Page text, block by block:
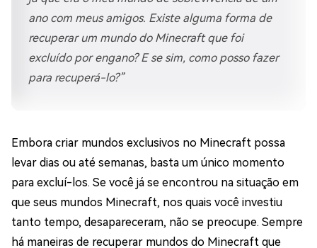
ano com meus amigos. Existe alguma forma de
recuperar um mundo do Minecraft que foi
excluído por engano? E se sim, como posso fazer
para recuperá-lo?”
Embora criar mundos exclusivos no Minecraft possa
levar dias ou até semanas, basta um único momento
para excluí-los. Se você já se encontrou na situação em
que seus mundos Minecraft, nos quais você investiu
tanto tempo, desapareceram, não se preocupe. Sempre
há maneiras de recuperar mundos do Minecraft que